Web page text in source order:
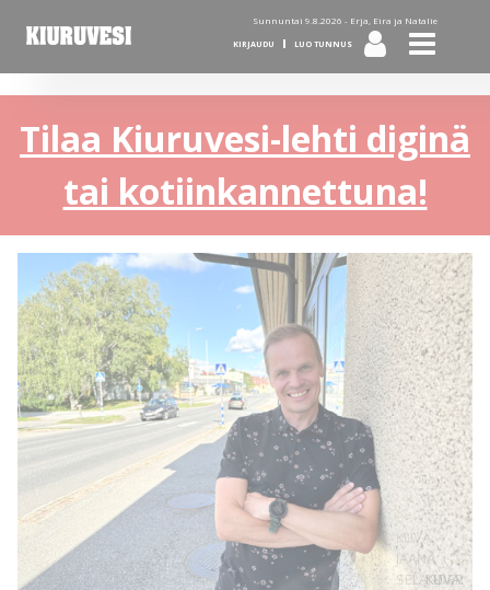
Sunnuntai 9.8.2026 - Erja, Eira ja Natalie
KIRJAUDU LUO TUNNUS
Tilaa Kiuruvesi-lehti diginä
tai kotiinkannettuna!
KUVA:
KUVA:
JAANA
SELANDER